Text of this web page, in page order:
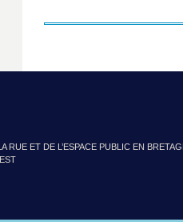
RUE ET DE L’ESPACE PUBLIC EN